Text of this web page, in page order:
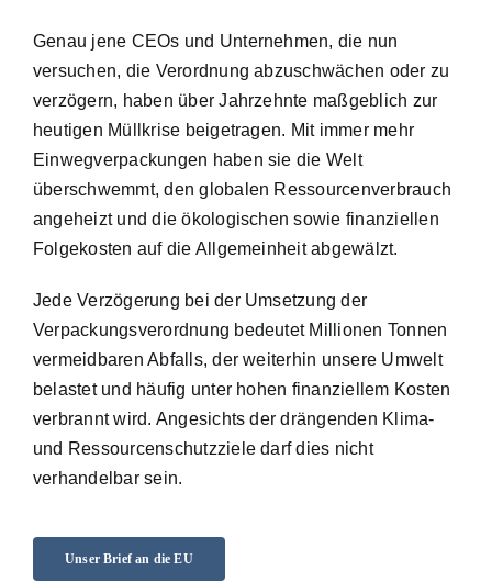
Genau jene CEOs und Unternehmen, die nun
versuchen, die Verordnung abzuschwächen oder zu
verzögern, haben über Jahrzehnte maßgeblich zur
heutigen Müllkrise beigetragen. Mit immer mehr
Einwegverpackungen haben sie die Welt
überschwemmt, den globalen Ressourcenverbrauch
angeheizt und die ökologischen sowie finanziellen
Folgekosten auf die Allgemeinheit abgewälzt.
Jede Verzögerung bei der Umsetzung der
Verpackungsverordnung bedeutet Millionen Tonnen
vermeidbaren Abfalls, der weiterhin unsere Umwelt
belastet und häufig unter hohen finanziellem Kosten
verbrannt wird. Angesichts der drängenden Klima-
und Ressourcenschutzziele darf dies nicht
verhandelbar sein.
Unser Brief an die EU